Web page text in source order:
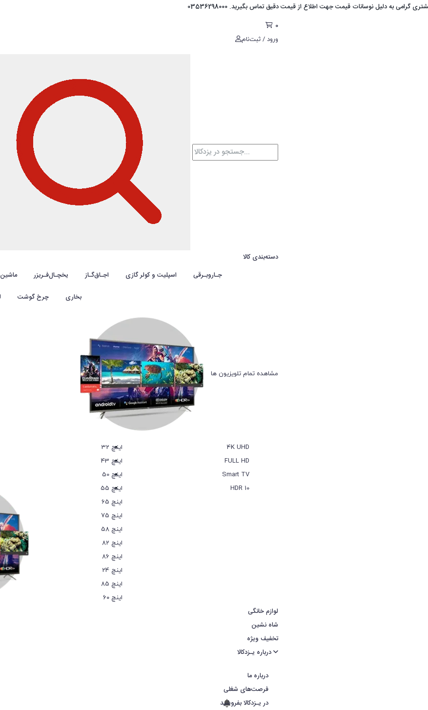
به دلیل نوسانات قیمت جهت اطلاع از قیمت دقیق تماس بگیرید. 03536298000
0
ورود / ثبت‌نام
دسته‌بندی کالا
یخچـال‌فـریزر اجـاق‌گـاز اسپلیت و کولر گازی جـاروبـرقی
چرخ گوشت بخاری
مشاهده تمام تلویزیون ها
32 اینچ
43 اینچ
50 اینچ
55 اینچ
65 اینچ
75 اینچ
58 اینچ
82 اینچ
86 اینچ
24 اینچ
85 اینچ
۶۰ اینچ
4K UHD
FULL HD
Smart TV
HDR 10
لوازم خانگی
شاه نشین
تخفیف ویژه
درباره ما
فرصت‌های شغلی
در یـزدکالا بفروشید